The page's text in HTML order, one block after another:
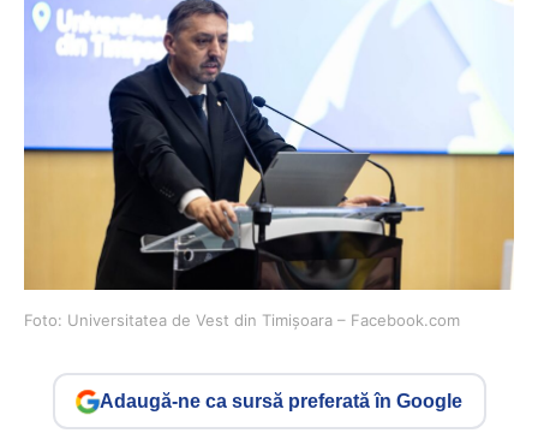
Foto: Universitatea de Vest din Timișoara – Facebook.com
Adaugă-ne ca sursă preferată în Google